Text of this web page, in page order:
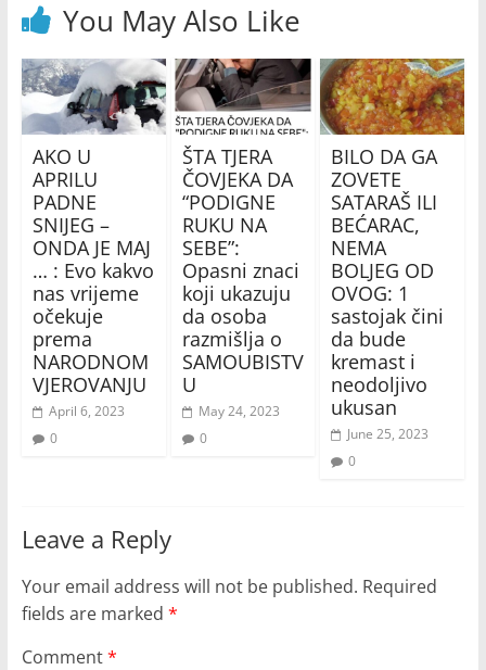
You May Also Like
AKO U
APRILU
PADNE
SNIJEG –
ONDA JE MAJ
… : Evo kakvo
nas vrijeme
očekuje
prema
NARODNOM
VJEROVANJU
April 6, 2023
0
ŠTA TJERA
ČOVJEKA DA
“PODIGNE
RUKU NA
SEBE”:
Opasni znaci
koji ukazuju
da osoba
razmišlja o
SAMOUBISTV
U
May 24, 2023
0
BILO DA GA
ZOVETE
SATARAŠ ILI
BEĆARAC,
NEMA
BOLJEG OD
OVOG: 1
sastojak čini
da bude
kremast i
neodoljivo
ukusan
June 25, 2023
0
Leave a Reply
Your email address will not be published. Required
fields are marked *
Comment*